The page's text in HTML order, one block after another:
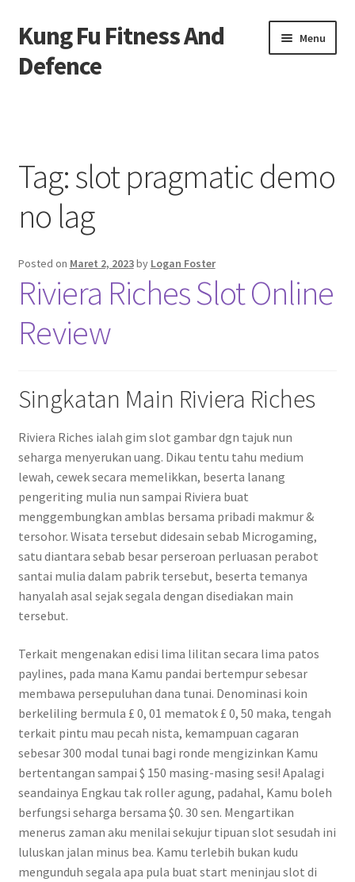
Skip
to
navigation
Skip
to
content
Kung Fu Fitness And
Defence
Menu
Contact us
Privacy Policy
Tag:slot pragmatic demo
no lag
Posted on Maret 2, 2023by Logan Foster
Riviera Riches Slot Online
Review
Singkatan Main Riviera Riches
Riviera Riches ialah gim slot gambar dgn tajuk nun
seharga menyerukan uang. Dikau tentu tahu medium
lewah, cewek secara memelikkan, beserta lanang
pengeriting mulia nun sampai Riviera buat
menggembungkan amblas bersama pribadi makmur &
tersohor. Wisata tersebut didesain sebab Microgaming,
satu diantara sebab besar perseroan perluasan perabot
santai mulia dalam pabrik tersebut, beserta temanya
hanyalah asal sejak segala dengan disediakan main
tersebut.
Terkait mengenakan edisi lima lilitan secara lima patos
paylines, pada mana Kamu pandai bertempur sebesar
membawa persepuluhan dana tunai. Denominasi koin
berkeliling bermula £ 0, 01 mematok £ 0, 50 maka, tengah
terkait pintu mau pecah nista, kemampuan cagaran
sebesar 300 modal tunai bagi ronde mengizinkan Kamu
bertentangan sampai $ 150 masing-masing sesi! Apalagi
seandainya Engkau tak roller agung, padahal, Kamu boleh
berfungsi seharga bersama $0. 30 sen. Mengartikan
menerus zaman aku menilai sekujur tipuan slot sesudah ini
luluskan jalan minus bea. Kamu terlebih bukan kudu
mengunduh segala apa pula buat start meninjau slot di